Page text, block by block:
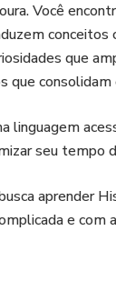
Você
que
que consolidam
linguagem
seu tempo
aprender
e com